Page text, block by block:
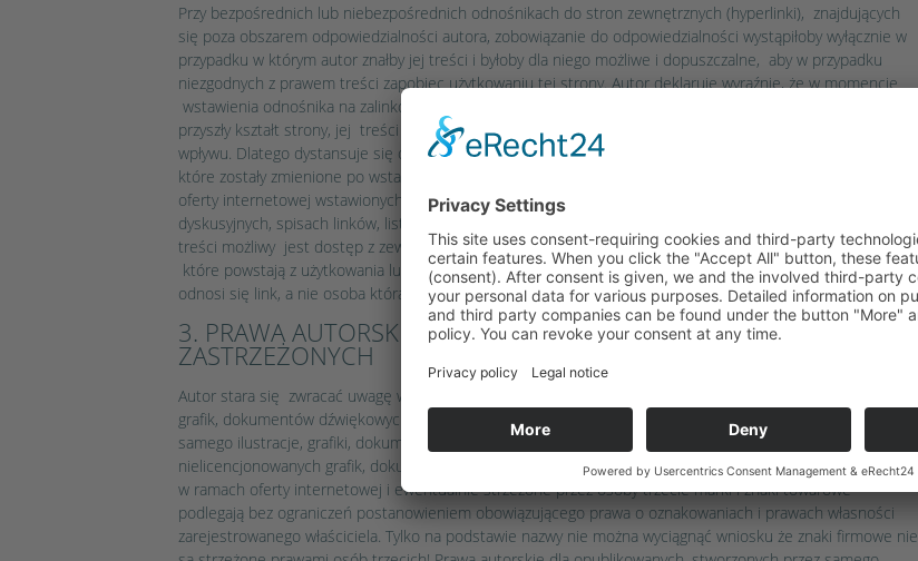
Przy bezpośrednich lub niebezpośrednich odnośnikach do stron zewnętrznych (hyperlinki), znajdujących
się poza obszarem odpowiedzialności autora, zobowiązanie do odpowiedzialności wystąpiłoby wyłącznie w
przypadku w którym autor znałby jej treści i byłoby dla niego możliwe i dopuszczalne, aby w przypadku
niezgodnych z prawem treści zapobiec użytkowaniu tej strony. Autor deklaruje wyraźnie, że w momencie
wstawienia odnośnika na zalinkowanych stronach nie znajdowały się nielegalne treści. Na aktualny i
przyszły kształt strony, jej treści lub pochodzenie zalinkowanych/ połączonych stron autor nie ma żadnego
wpływu. Dlatego dystansuje się on niniejszym od wszystkich treści zalinkowanych/ połączonych stron,
które zostały zmienione po wstawieniu linka. To ustalenie obowiązuje dla wszystkich w ramach własnej
oferty internetowej wstawionych linków i odnośników oraz dla wpisów w księgach gości autora, forach
dyskusyjnych, spisach linków, listach mailingowych i we wszystkich innych formach baz danych do których
treści możliwy jest dostęp z zewnątrz. Za nielegalne, błędne lub niepełne treści, a szczególnie za szkody,
które powstają z użytkowania lub nieużytkowania takich treści odpowiada tylko właściciel strony do której
odnosi się link, a nie osoba która poprzez link ją udostępnia.
3. PRAWA AUTORSKIE I PRAWO UŻYWANIA ZNAKÓW
ZASTRZEŻONYCH
Autor stara się zwracać uwagę we wszystkich publikacjach na prawa autorskie zastosowanych ilustracji,
grafik, dokumentów dźwiękowych, sekwencji wideo i tekstów, jak też wykorzystywać stworzone przez siebie
samego ilustracje, grafiki, dokumenty dźwiękowe, sekwencje wideo i teksty lub sięgać do
nielicencjonowanych grafik, dokumentów dźwiękowych, sekwencji wideo i tekstów. Wszystkie wymienione
w ramach oferty internetowej i ewentualnie strzeżone przez osoby trzecie marki i znaki towarowe
podlegają bez ograniczeń postanowieniem obowiązującego prawa o oznakowaniach i prawach własności
zarejestrowanego właściciela. Tylko na podstawie nazwy nie można wyciągnąć wniosku że znaki firmowe nie